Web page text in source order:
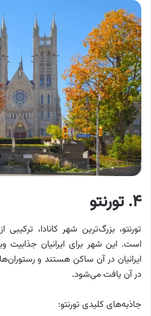
۴. تورنتو
تورنتو، بزرگ‌ترین شهر کانادا،
است. این شهر برای ایرانیان جذابیت
ایرانیان در آن ساکن هستند و
در آن یافت می‌شود.
جاذبه‌های کلیدی تورنتو: